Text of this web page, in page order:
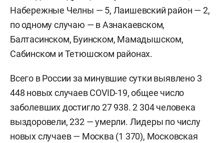
Набережные Челны — 5, Лаишевский район — 2,
по одному случаю — в Азнакаевском,
Балтасинском, Буинском, Мамадышском,
Сабинском и Тетюшском районах.
Всего в России за минувшие сутки выявлено 3
448 новых случаев COVID-19, общее число
заболевших достигло 27 938. 2 304 человека
выздоровели, 232 — умерли. Лидеры по числу
новых случаев — Москва (1 370), Московская